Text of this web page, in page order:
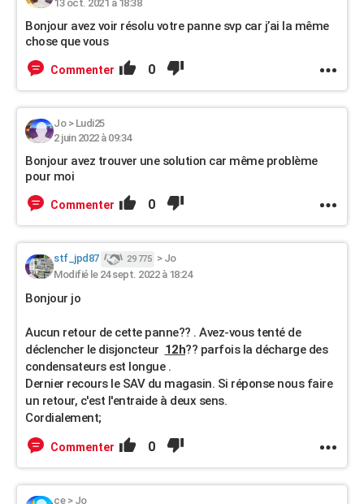
13 oct. 2021 à 18:38
Bonjour avez voir résolu votre panne svp car j’ai la même
chose que vous
Commenter 0
Jo> Ludi25
2 juin 2022 à 09:34
Bonjour avez trouver une solution car même problème
pour moi
Commenter 0
stf_jpd87 29 775 > Jo
Modifié le 24 sept. 2022 à 18:24
Bonjour jo
Aucun retour de cette panne?? . Avez-vous tenté de
déclencher le disjoncteur 12h?? parfois la décharge des
condensateurs est longue .
Dernier recours le SAV du magasin. Si réponse nous faire
un retour, c'est l'entraide à deux sens.
Cordialement;
Commenter 0
ce> Jo